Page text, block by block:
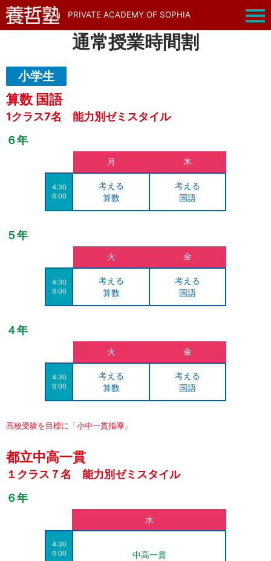
PRIVATE ACADEMY OF SOPHIA
通常授業時間割
小学生
算数 国語
1クラス7名 能力別ゼミスタイル
６年
月 木
4:30
6:00
考える
算数
考える
国語
５年
火 金
4:30
6:00
考える
算数
考える
国語
４年
火 金
4:30
6:00
考える
算数
考える
国語
高校受験を目標に「小中一貫指導」
都立中高一貫
１クラス７名 能力別ゼミスタイル
６年
4:30
6:00
水
中高一貫